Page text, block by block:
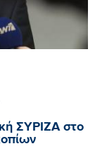
ΣΥΡΙΖΑ στο